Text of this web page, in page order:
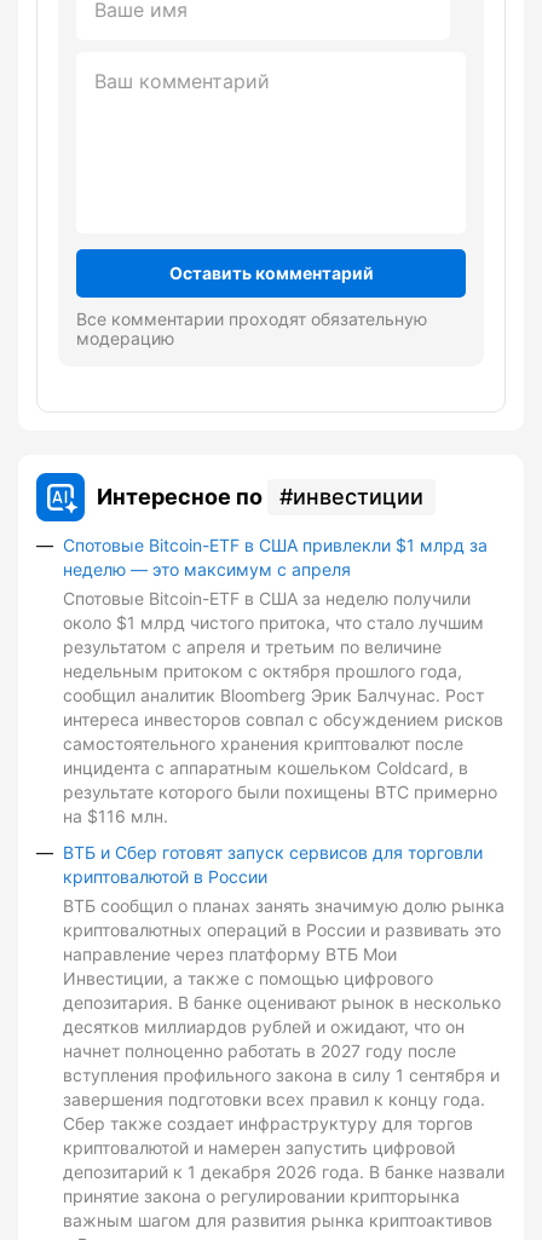
Оставить комментарий
Все комментарии проходят обязательную
модерацию
Интересное по инвестиции
Спотовые Bitcoin-ETF в США привлекли $1 млрд за
неделю — это максимум с апреля
Спотовые Bitcoin-ETF в США за неделю получили
около $1 млрд чистого притока, что стало лучшим
результатом с апреля и третьим по величине
недельным притоком с октября прошлого года,
сообщил аналитик Bloomberg Эрик Балчунас. Рост
интереса инвесторов совпал с обсуждением рисков
самостоятельного хранения криптовалют после
инцидента с аппаратным кошельком Coldcard, в
результате которого были похищены BTC примерно
на $116 млн.
ВТБ и Сбер готовят запуск сервисов для торговли
криптовалютой в России
ВТБ сообщил о планах занять значимую долю рынка
криптовалютных операций в России и развивать это
направление через платформу ВТБ Мои
Инвестиции, а также с помощью цифрового
депозитария. В банке оценивают рынок в несколько
десятков миллиардов рублей и ожидают, что он
начнет полноценно работать в 2027 году после
вступления профильного закона в силу 1 сентября и
завершения подготовки всех правил к концу года.
Сбер также создает инфраструктуру для торгов
криптовалютой и намерен запустить цифровой
депозитарий к 1 декабря 2026 года. В банке назвали
принятие закона о регулировании крипторынка
важным шагом для развития рынка криптоактивов